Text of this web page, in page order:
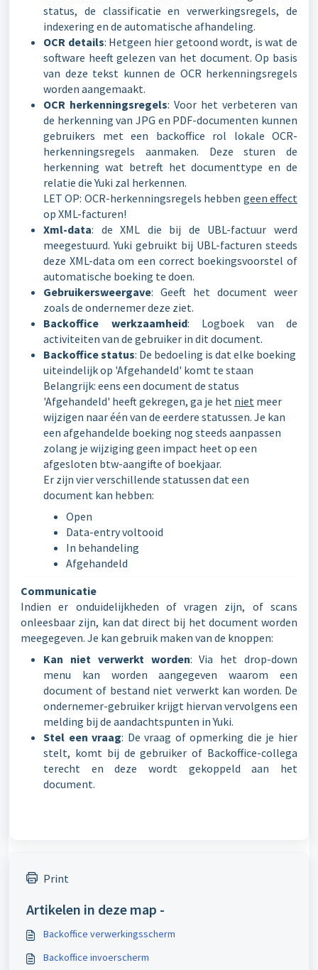
status, de classificatie en verwerkingsregels, de
indexering en de automatische afhandeling.
OCR details: Hetgeen hier getoond wordt, is wat de
software heeft gelezen van het document. Op basis
van deze tekst kunnen de OCR herkenningsregels
worden aangemaakt.
OCR herkenningsregels: Voor het verbeteren van
de herkenning van JPG en PDF-documenten kunnen
gebruikers met een backoffice rol lokale OCR-
herkenningsregels aanmaken. Deze sturen de
herkenning wat betreft het documenttype en de
relatie die Yuki zal herkennen.
LET OP: OCR-herkenningsregels hebben geen effect
op XML-facturen!
Xml-data: de XML die bij de UBL-factuur werd
meegestuurd. Yuki gebruikt bij UBL-facturen steeds
deze XML-data om een correct boekingsvoorstel of
automatische boeking te doen.
Gebruikersweergave: Geeft het document weer
zoals de ondernemer deze ziet.
Backoffice werkzaamheid: Logboek van de
activiteiten van de gebruiker in dit document.
Backoffice status: De bedoeling is dat elke boeking
uiteindelijk op 'Afgehandeld' komt te staan
Belangrijk: eens een document de status
'Afgehandeld' heeft gekregen, ga je het niet meer
wijzigen naar één van de eerdere statussen. Je kan
een afgehandelde boeking nog steeds aanpassen
zolang je wijziging geen impact heet op een
afgesloten btw-aangifte of boekjaar.
Er zijn vier verschillende statussen dat een
document kan hebben:
Open
Data-entry voltooid
In behandeling
Afgehandeld
Communicatie
Indien er onduidelijkheden of vragen zijn, of scans
onleesbaar zijn, kan dat direct bij het document worden
meegegeven. Je kan gebruik maken van de knoppen:
Kan niet verwerkt worden: Via het drop-down
menu kan worden aangegeven waarom een
document of bestand niet verwerkt kan worden. De
ondernemer-gebruiker krijgt hiervan vervolgens een
melding bij de aandachtspunten in Yuki.
Stel een vraag: De vraag of opmerking die je hier
stelt, komt bij de gebruiker of Backoffice-collega
terecht en deze wordt gekoppeld aan het
document.
Print
Artikelen in deze map -
Backoffice verwerkingsscherm
Backoffice invoerscherm